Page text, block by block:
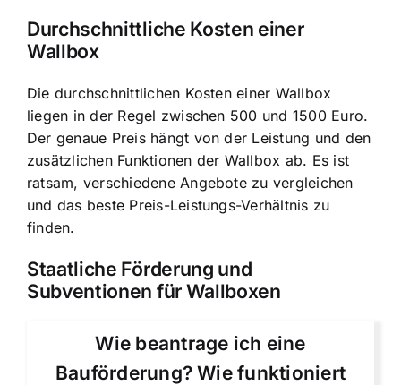
Durchschnittliche Kosten einer
Wallbox
Die durchschnittlichen Kosten einer Wallbox
liegen in der Regel zwischen 500 und 1500 Euro.
Der genaue Preis hängt von der Leistung und den
zusätzlichen Funktionen der Wallbox ab. Es ist
ratsam, verschiedene Angebote zu vergleichen
und das beste Preis-Leistungs-Verhältnis zu
finden.
Staatliche Förderung und
Subventionen für Wallboxen
Wie beantrage ich eine
Bauförderung? Wie funktioniert